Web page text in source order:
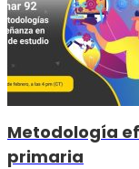
Metodología
primaria